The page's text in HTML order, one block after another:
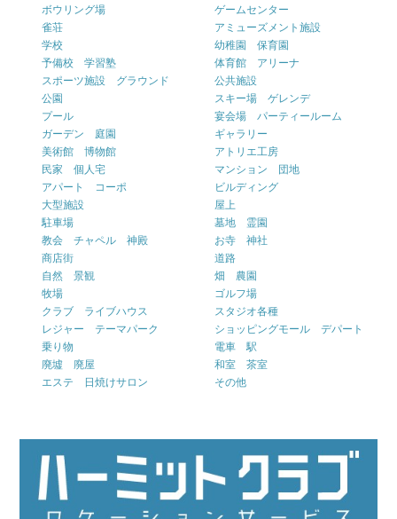
ボウリング場
ゲームセンター
雀荘
アミューズメント施設
学校
幼稚園 保育園
予備校 学習塾
体育館 アリーナ
スポーツ施設 グラウンド
公共施設
公園
スキー場 ゲレンデ
プール
宴会場 パーティールーム
ガーデン 庭園
ギャラリー
美術館 博物館
アトリエ工房
民家 個人宅
マンション 団地
アパート コーポ
ビルディング
大型施設
屋上
駐車場
墓地 霊園
教会 チャペル 神殿
お寺 神社
商店街
道路
自然 景観
畑 農園
牧場
ゴルフ場
クラブ ライブハウス
スタジオ各種
レジャー テーマパーク
ショッピングモール デパート
乗り物
電車 駅
廃墟 廃屋
和室 茶室
エステ 日焼けサロン
その他